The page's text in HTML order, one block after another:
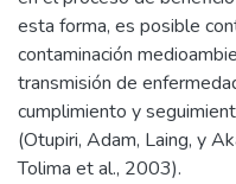
esta forma, es posible
contaminación
transmisión de
cumplimiento y
(Otupiri, Adam, Laing, y
Tolima et al., 2003).